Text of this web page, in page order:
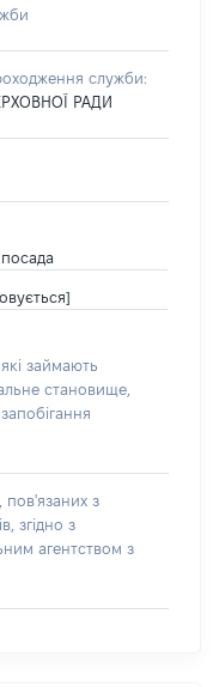
служби:
РАДИ
займають
становище,
з
згідно з
агентством з